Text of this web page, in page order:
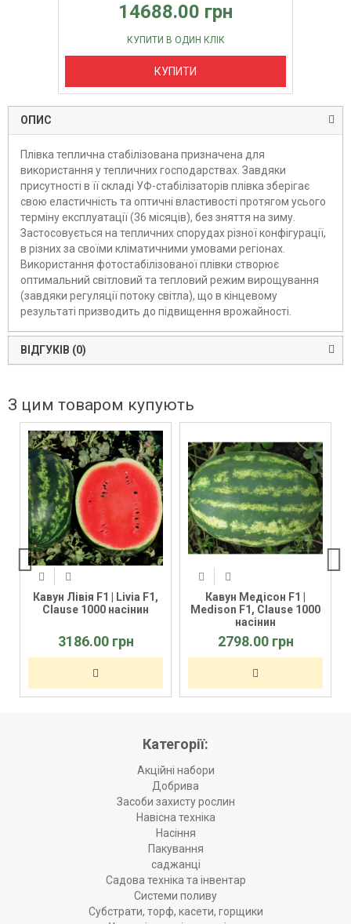
14688.00 грн
КУПИТИ В ОДИН КЛІК
КУПИТИ
ОПИС
Плівка теплична стабілізована призначена для
використання у тепличних господарствах. Завдяки
присутності в її складі УФ-стабілізаторів плівка зберігає
свою еластичність та оптичні властивості протягом усього
терміну експлуатації (36 місяців), без зняття на зиму.
Застосовується на тепличних спорудах різної конфігурації,
в різних за своїми кліматичними умовами регіонах.
Використання фотостабілізованої плівки створює
оптимальний світловий та тепловий режим вирощування
(завдяки регуляції потоку світла), що в кінцевому
результаті призводить до підвищення врожайності.
ВІДГУКІВ (0)
З цим товаром купують
Кавун Лівія F1 | Livia F1,
Clause 1000 насінин
3186.00 грн
Кавун Медісон F1 |
Medison F1, Clause 1000
насінин
2798.00 грн
Категорії:
Акційні набори
Добрива
Засоби захисту рослин
Навісна техніка
Насіння
Пакування
саджанці
Садова техніка та інвентар
Системи поливу
Субстрати, торф, касети, горщики